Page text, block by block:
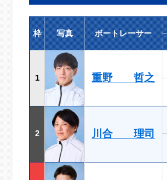
枠 写真 ボートレーサー
1 重野 哲之
2 川合 理司